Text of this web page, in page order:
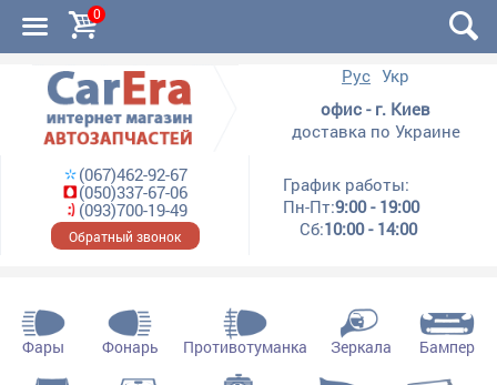
0
Рус Укр
офис - г. Киев
доставка по Украине
(067)462-92-67
(050)337-67-06
(093)700-19-49
Обратный звонок
График работы:
Пн-Пт:9:00 - 19:00
Сб:10:00 - 14:00
Фары Фонарь Противотуманка Зеркала Бампер